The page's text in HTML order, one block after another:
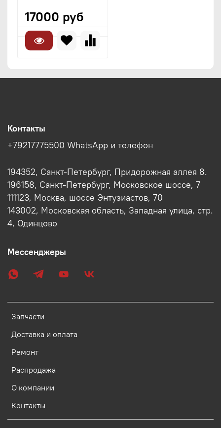
17000 руб
Запчасти
Доставка и оплата
Ремонт
Распродажа
О компании
Контакты
Контакты
+79217775500 WhatsApp и телефон
194352, Санкт-Петербург, Придорожная аллея 8.
196158, Санкт-Петербург, Московское шоссе, 7
111123, Москва, шоссе Энтузиастов, 70
143002, Московская область, Западная улица, стр.
4, Одинцово
Мессенджеры